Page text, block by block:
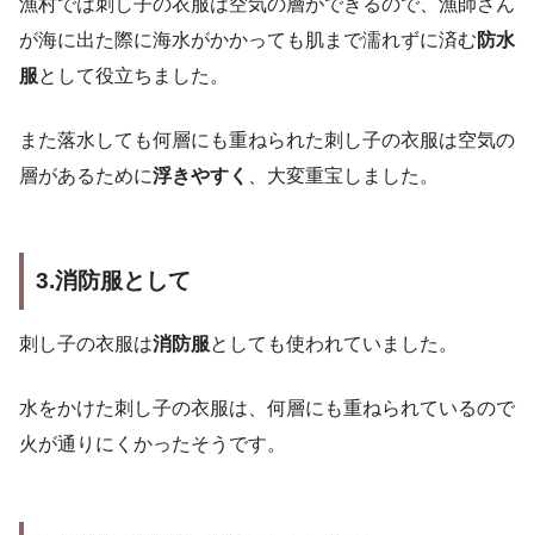
が海に出た際に海水がかかっても肌まで濡れずに済む 防水
服として役立ちました。
また落水しても何層にも重ねられた刺し子の衣服は空気の
層があるために浮きやすく 、大変重宝しました。
3.消防服として
刺し子の衣服は消防服としても使われていました。
水をかけた刺し子の衣服は、何層にも重ねられているので
火が通りにくかったそうです。